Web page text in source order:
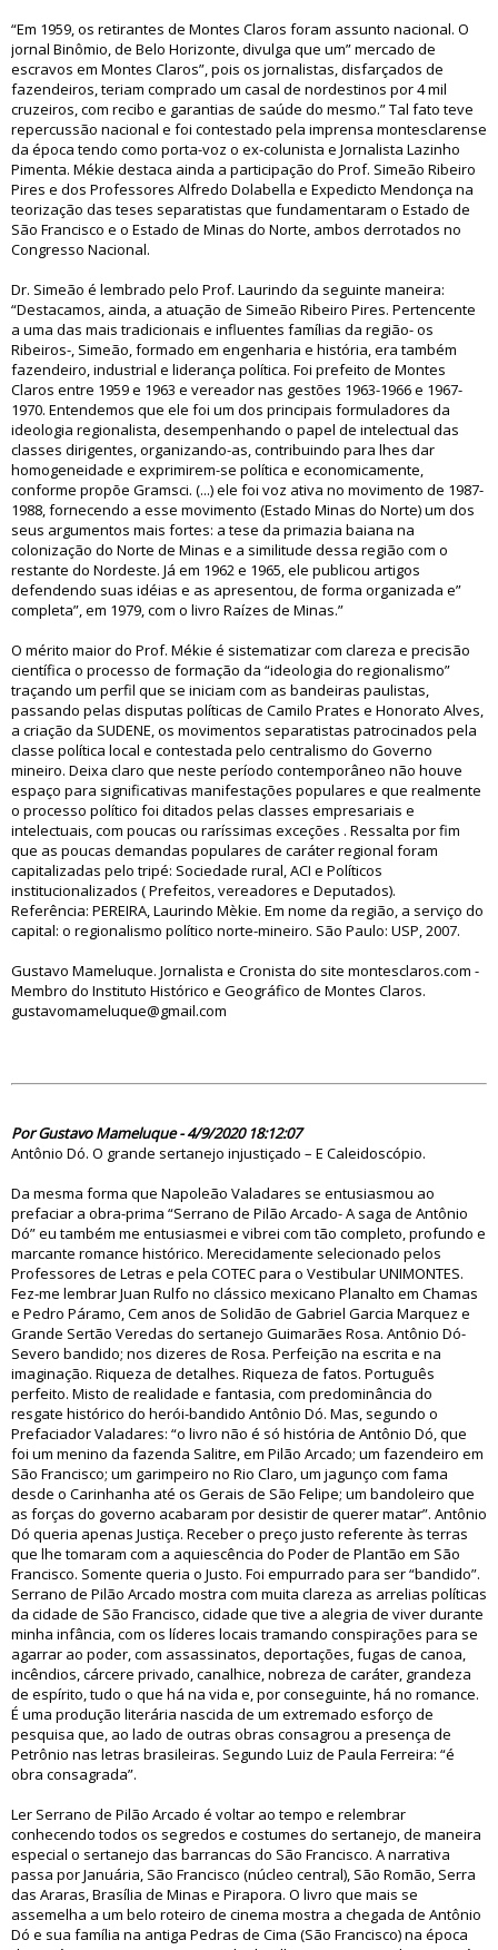
“Em 1959, os retirantes de Montes Claros foram assunto nacional. O
jornal Binômio, de Belo Horizonte, divulga que um” mercado de
escravos em Montes Claros”, pois os jornalistas, disfarçados de
fazendeiros, teriam comprado um casal de nordestinos por 4 mil
cruzeiros, com recibo e garantias de saúde do mesmo.” Tal fato teve
repercussão nacional e foi contestado pela imprensa montesclarense
da época tendo como porta-voz o ex-colunista e Jornalista Lazinho
Pimenta. Mékie destaca ainda a participação do Prof. Simeão Ribeiro
Pires e dos Professores Alfredo Dolabella e Expedicto Mendonça na
teorização das teses separatistas que fundamentaram o Estado de
São Francisco e o Estado de Minas do Norte, ambos derrotados no
Congresso Nacional.
Dr. Simeão é lembrado pelo Prof. Laurindo da seguinte maneira:
“Destacamos, ainda, a atuação de Simeão Ribeiro Pires. Pertencente
a uma das mais tradicionais e influentes famílias da região- os
Ribeiros-, Simeão, formado em engenharia e história, era também
fazendeiro, industrial e liderança política. Foi prefeito de Montes
Claros entre 1959 e 1963 e vereador nas gestões 1963-1966 e 1967-
1970. Entendemos que ele foi um dos principais formuladores da
ideologia regionalista, desempenhando o papel de intelectual das
classes dirigentes, organizando-as, contribuindo para lhes dar
homogeneidade e exprimirem-se política e economicamente,
conforme propõe Gramsci. (...) ele foi voz ativa no movimento de 1987-
1988, fornecendo a esse movimento (Estado Minas do Norte) um dos
seus argumentos mais fortes: a tese da primazia baiana na
colonização do Norte de Minas e a similitude dessa região com o
restante do Nordeste. Já em 1962 e 1965, ele publicou artigos
defendendo suas idéias e as apresentou, de forma organizada e”
completa”, em 1979, com o livro Raízes de Minas.”
O mérito maior do Prof. Mékie é sistematizar com clareza e precisão
científica o processo de formação da “ideologia do regionalismo”
traçando um perfil que se iniciam com as bandeiras paulistas,
passando pelas disputas políticas de Camilo Prates e Honorato Alves,
a criação da SUDENE, os movimentos separatistas patrocinados pela
classe política local e contestada pelo centralismo do Governo
mineiro. Deixa claro que neste período contemporâneo não houve
espaço para significativas manifestações populares e que realmente
o processo político foi ditados pelas classes empresariais e
intelectuais, com poucas ou raríssimas exceções . Ressalta por fim
que as poucas demandas populares de caráter regional foram
capitalizadas pelo tripé: Sociedade rural, ACI e Políticos
institucionalizados ( Prefeitos, vereadores e Deputados).
Referência: PEREIRA, Laurindo Mèkie. Em nome da região, a serviço do
capital: o regionalismo político norte-mineiro. São Paulo: USP, 2007.
Gustavo Mameluque. Jornalista e Cronista do site montesclaros.com -
Membro do Instituto Histórico e Geográfico de Montes Claros.
gustavomameluque@gmail.com
Por Gustavo Mameluque - 4/9/2020 18:12:07
Antônio Dó. O grande sertanejo injustiçado – E Caleidoscópio.
Da mesma forma que Napoleão Valadares se entusiasmou ao
prefaciar a obra-prima “Serrano de Pilão Arcado- A saga de Antônio
Dó” eu também me entusiasmei e vibrei com tão completo, profundo e
marcante romance histórico. Merecidamente selecionado pelos
Professores de Letras e pela COTEC para o Vestibular UNIMONTES.
Fez-me lembrar Juan Rulfo no clássico mexicano Planalto em Chamas
e Pedro Páramo, Cem anos de Solidão de Gabriel Garcia Marquez e
Grande Sertão Veredas do sertanejo Guimarães Rosa. Antônio Dó-
Severo bandido; nos dizeres de Rosa. Perfeição na escrita e na
imaginação. Riqueza de detalhes. Riqueza de fatos. Português
perfeito. Misto de realidade e fantasia, com predominância do
resgate histórico do herói-bandido Antônio Dó. Mas, segundo o
Prefaciador Valadares: “o livro não é só história de Antônio Dó, que
foi um menino da fazenda Salitre, em Pilão Arcado; um fazendeiro em
São Francisco; um garimpeiro no Rio Claro, um jagunço com fama
desde o Carinhanha até os Gerais de São Felipe; um bandoleiro que
as forças do governo acabaram por desistir de querer matar”. Antônio
Dó queria apenas Justiça. Receber o preço justo referente às terras
que lhe tomaram com a aquiescência do Poder de Plantão em São
Francisco. Somente queria o Justo. Foi empurrado para ser “bandido”.
Serrano de Pilão Arcado mostra com muita clareza as arrelias políticas
da cidade de São Francisco, cidade que tive a alegria de viver durante
minha infância, com os líderes locais tramando conspirações para se
agarrar ao poder, com assassinatos, deportações, fugas de canoa,
incêndios, cárcere privado, canalhice, nobreza de caráter, grandeza
de espírito, tudo o que há na vida e, por conseguinte, há no romance.
É uma produção literária nascida de um extremado esforço de
pesquisa que, ao lado de outras obras consagrou a presença de
Petrônio nas letras brasileiras. Segundo Luiz de Paula Ferreira: “é
obra consagrada”.
Ler Serrano de Pilão Arcado é voltar ao tempo e relembrar
conhecendo todos os segredos e costumes do sertanejo, de maneira
especial o sertanejo das barrancas do São Francisco. A narrativa
passa por Januária, São Francisco (núcleo central), São Romão, Serra
das Araras, Brasília de Minas e Pirapora. O livro que mais se
assemelha a um belo roteiro de cinema mostra a chegada de Antônio
Dó e sua família na antiga Pedras de Cima (São Francisco) na época